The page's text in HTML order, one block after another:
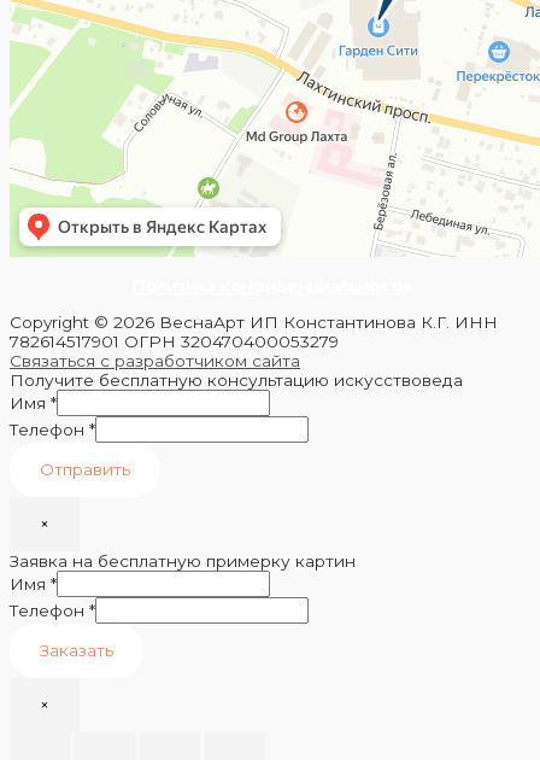
Copyright © 2026 ВеснаАрт ИП Константинова К.Г. ИНН
782614517901 ОГРН 320470400053279
Связаться с разработчиком сайта
Получите бесплатную консультацию искусствоведа
Имя *
Телефон *
Отправить
×
Заявка на бесплатную примерку картин
Имя *
Телефон *
Заказать
×